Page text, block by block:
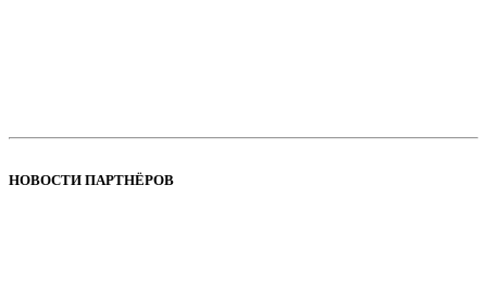
НОВОСТИ ПАРТНЁРОВ